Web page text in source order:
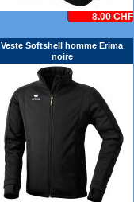
8.00 CHF
Veste Softshell homme Erima
noire